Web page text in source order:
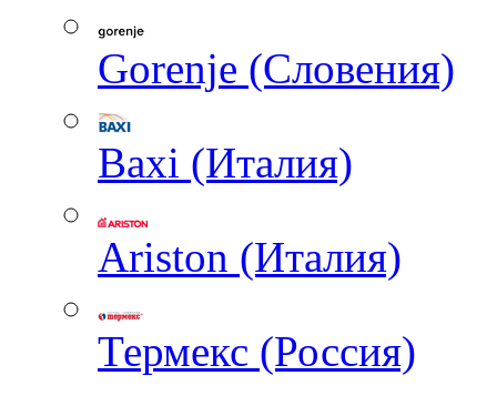
Gorenje (Словения)
Baxi (Италия)
Ariston (Италия)
Термекс (Россия)